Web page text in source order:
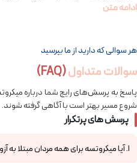
ادامه متن
هر سوالی که دارید از ما بپرسید
سوالات متداول(FAQ)
پاسخ به پرسش‌های رایج شما درباره
شروع مسیر بهتر است با آگاهی گرفته شوند.
پرسش های پرتکرار
1. آیا میکروتسه برای همه مردان مبتلا به آزواسپرمی مناسب است؟